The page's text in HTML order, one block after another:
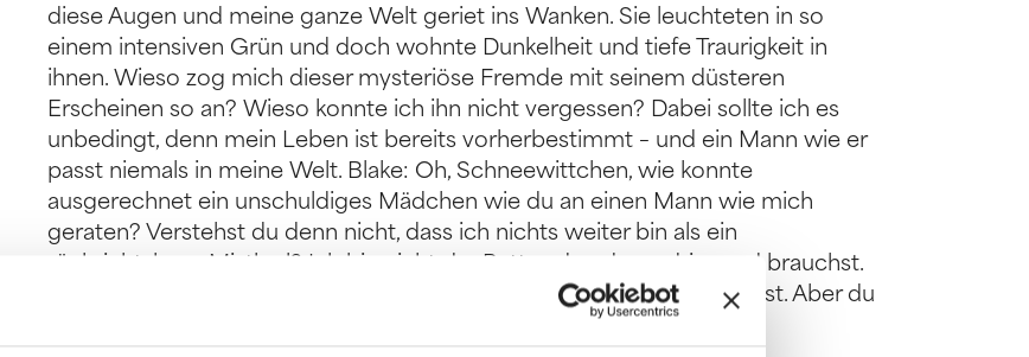
diese Augen und meine ganze Welt geriet ins Wanken. Sie leuchteten in so
einem intensiven Grün und doch wohnte Dunkelheit und tiefe Traurigkeit in
ihnen. Wieso zog mich dieser mysteriöse Fremde mit seinem düsteren
Erscheinen so an? Wieso konnte ich ihn nicht vergessen? Dabei sollte ich es
unbedingt, denn mein Leben ist bereits vorherbestimmt – und ein Mann wie er
passt niemals in meine Welt. Blake: Oh, Schneewittchen, wie konnte
ausgerechnet ein unschuldiges Mädchen wie du an einen Mann wie mich
geraten? Verstehst du denn nicht, dass ich nichts weiter bin als ein
rücksichtsloser Mistkerl? Ich bin nicht der Retter, den du so dringend brauchst.
Ich bin nicht der gute Mensch, den du so verzweifelt in mir sehen willst. Aber du